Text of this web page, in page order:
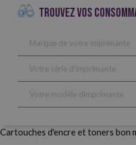
TROUVEZ VOS
Cartouches d'encre et toners bon